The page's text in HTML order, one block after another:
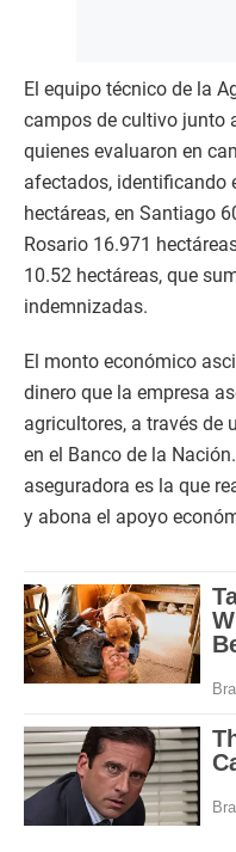
El equipo técnico de la
campos de cultivo junto
quienes evaluaron en
afectados, identificando
hectáreas, en Santiago
Rosario 16.971
10.52 hectáreas, que
indemnizadas.
El monto económico
dinero que la empresa
agricultores, a través de
en el Banco de la
aseguradora es la que
y abona el apoyo